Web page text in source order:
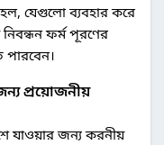
হল, যেগুলো ব্যবহার করে
নিবন্ধন ফর্ম পূরণের
পারবেন।
প্রয়োজনীয়
যাওয়ার জন্য করনীয়